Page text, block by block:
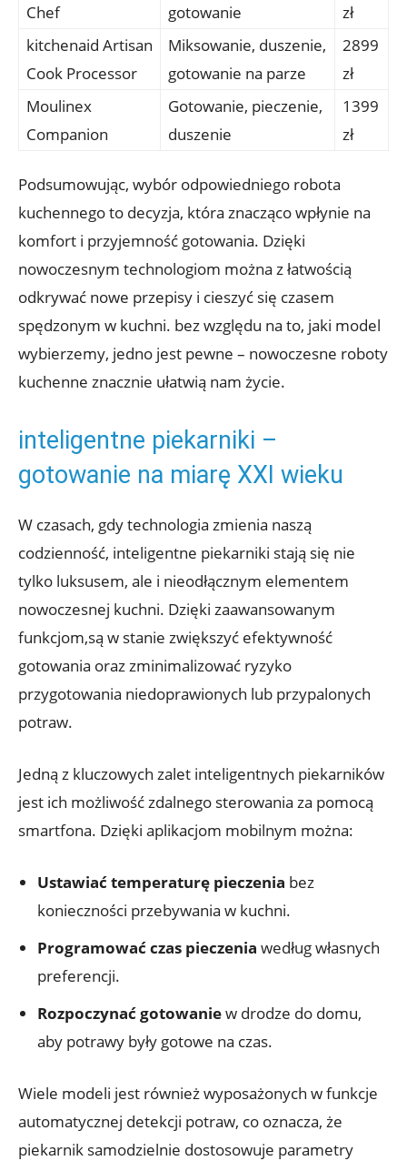
Chef
gotowanie
zł
kitchenaid Artisan
Cook Processor
Miksowanie, duszenie,
gotowanie na parze
2899
zł
Moulinex
Companion
Gotowanie, pieczenie,
duszenie
1399
zł
Podsumowując, wybór odpowiedniego robota
kuchennego to decyzja, która znacząco wpłynie na
komfort i przyjemność gotowania. Dzięki
nowoczesnym technologiom można z łatwością
odkrywać nowe przepisy i cieszyć się czasem
spędzonym w kuchni. bez względu na to, jaki model
wybierzemy, jedno jest pewne – nowoczesne roboty
kuchenne znacznie ułatwią nam życie.
inteligentne piekarniki –
gotowanie na miarę XXI wieku
W czasach, gdy technologia zmienia naszą
codzienność, inteligentne piekarniki stają się nie
tylko luksusem, ale i nieodłącznym elementem
nowoczesnej kuchni. Dzięki zaawansowanym
funkcjom,są w stanie zwiększyć efektywność
gotowania oraz zminimalizować ryzyko
przygotowania niedoprawionych lub przypalonych
potraw.
Jedną z kluczowych zalet inteligentnych piekarników
jest ich możliwość zdalnego sterowania za pomocą
smartfona. Dzięki aplikacjom mobilnym można:
Ustawiać temperaturę pieczenia bez
konieczności przebywania w kuchni.
Programować czas pieczenia według własnych
preferencji.
Rozpoczynać gotowaniew drodze do domu,
aby potrawy były gotowe na czas.
Wiele modeli jest również wyposażonych w funkcje
automatycznej detekcji potraw, co oznacza, że
piekarnik samodzielnie dostosowuje parametry